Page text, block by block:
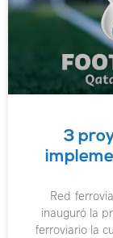
3
Red
inauguró la
ferroviario la